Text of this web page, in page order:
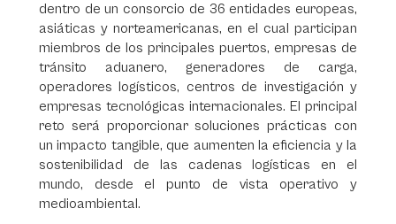
dentro de un consorcio de 36 entidades europeas,
asiáticas y norteamericanas, en el cual participan
miembros de los principales puertos, empresas de
tránsito aduanero, generadores de carga,
operadores logísticos, centros de investigación y
empresas tecnológicas internacionales. El principal
reto será proporcionar soluciones prácticas con
un impacto tangible, que aumenten la eficiencia y la
sostenibilidad de las cadenas logísticas en el
mundo, desde el punto de vista operativo y
medioambiental.